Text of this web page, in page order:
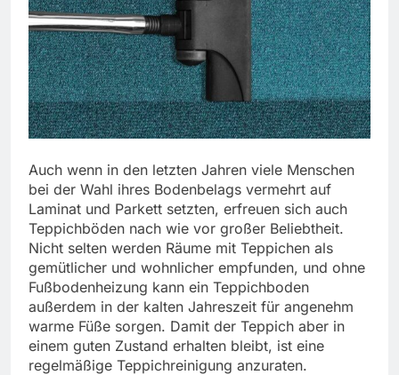
Auch wenn in den letzten Jahren viele Menschen
bei der Wahl ihres Bodenbelags vermehrt auf
Laminat und Parkett setzten, erfreuen sich auch
Teppichböden nach wie vor großer Beliebtheit.
Nicht selten werden Räume mit Teppichen als
gemütlicher und wohnlicher empfunden, und ohne
Fußbodenheizung kann ein Teppichboden
außerdem in der kalten Jahreszeit für angenehm
warme Füße sorgen. Damit der Teppich aber in
einem guten Zustand erhalten bleibt, ist eine
regelmäßige Teppichreinigung anzuraten.